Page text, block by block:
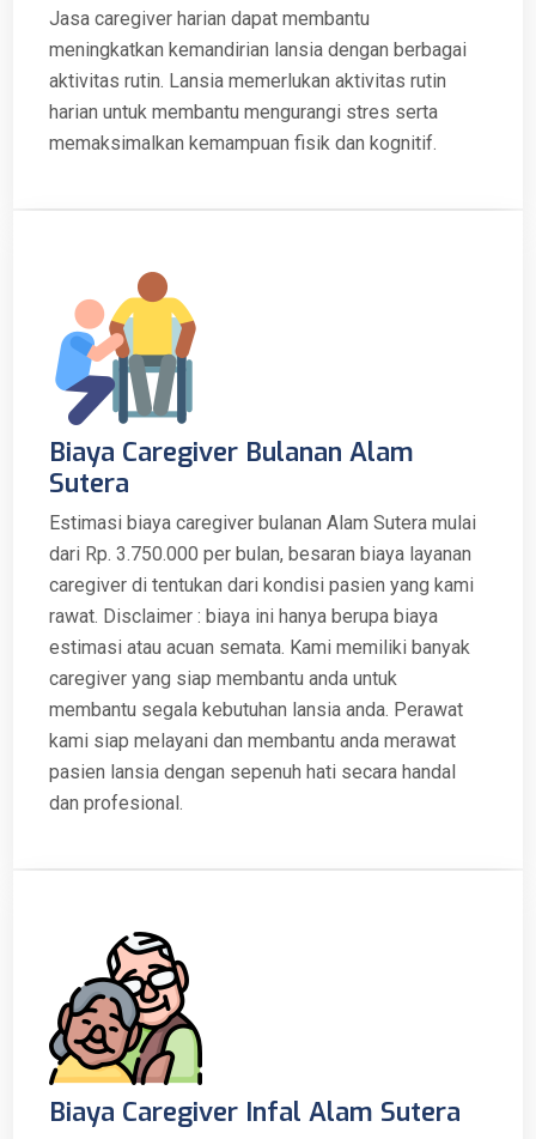
Jasa caregiver harian dapat membantu
meningkatkan kemandirian lansia dengan berbagai
aktivitas rutin. Lansia memerlukan aktivitas rutin
harian untuk membantu mengurangi stres serta
memaksimalkan kemampuan fisik dan kognitif.
Biaya Caregiver Bulanan Alam
Sutera
Estimasi biaya caregiver bulanan Alam Sutera mulai
dari Rp. 3.750.000 per bulan, besaran biaya layanan
caregiver di tentukan dari kondisi pasien yang kami
rawat. Disclaimer : biaya ini hanya berupa biaya
estimasi atau acuan semata. Kami memiliki banyak
caregiver yang siap membantu anda untuk
membantu segala kebutuhan lansia anda. Perawat
kami siap melayani dan membantu anda merawat
pasien lansia dengan sepenuh hati secara handal
dan profesional.
Biaya Caregiver Infal Alam Sutera